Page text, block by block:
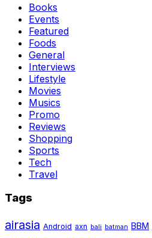
Books
Events
Featured
Foods
General
Interviews
Lifestyle
Movies
Musics
Promo
Reviews
Shopping
Sports
Tech
Travel
Tags
airasia Android axn bali batman BBM